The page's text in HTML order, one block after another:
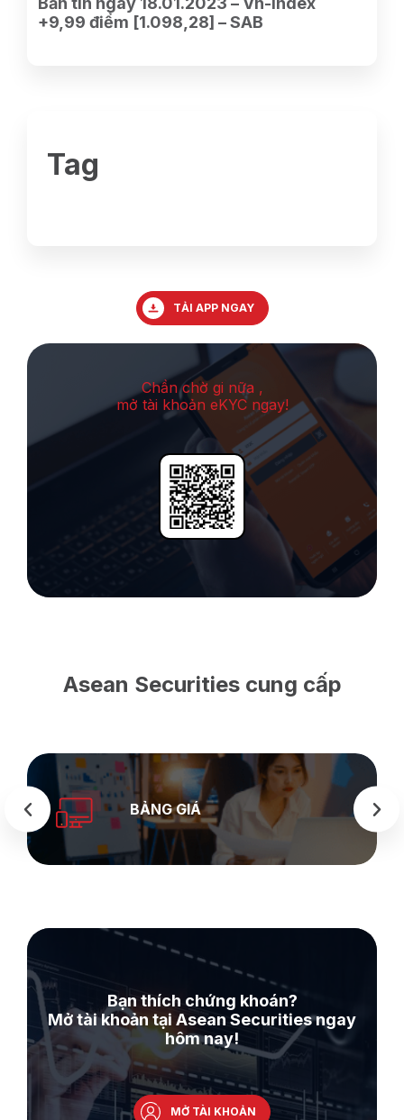
+9,99 điểm [1.098,28] – SAB
Tag
TẢI APP NGAY
Chần chờ gi nữa ,
mở tài khoản eKYC ngay!
Asean Securities cung cấp
SEASTOCK
WEB
Bạn thích chứng khoán?
Mở tài khoản tại Asean Securities ngay
hôm nay!
MỞ TÀI KHOẢN